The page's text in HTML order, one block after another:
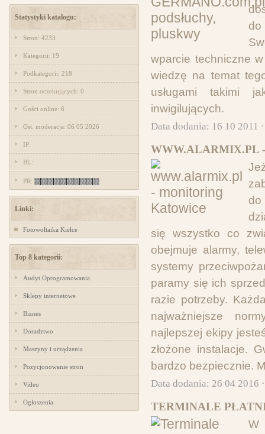
Statystyki katalogu:
Stron: 4233
Kategorii: 19
Podkategorii: 218
Stron oczekujących: 0
Gości online: 6
Ost. moderacja: 06 05 2026
IP:
BL:
PR:
Linki:
Fotowoltaika Kielce
Top 8 kategorii:
Audyt Oprogramowania
Sklepy internetowe
Biznes
Doradztwo
Maszyny i urządzenia
Pozycjonowanie stron
Video
Ogłoszenia
wparcie techniczne
wiedzę na temat
usługami takimi
inwigilujących.
Data dodania: 16 10 2011
WWW.ALARMIX.PL
się wszystko co
obejmuje alarmy,
systemy
paramy się ich
razie potrzeby.
najważniejsze
najlepszej ekipy
złożone instalacje.
bardzo bezpiecznie.
Data dodania: 26 04 2016
TERMINALE
W